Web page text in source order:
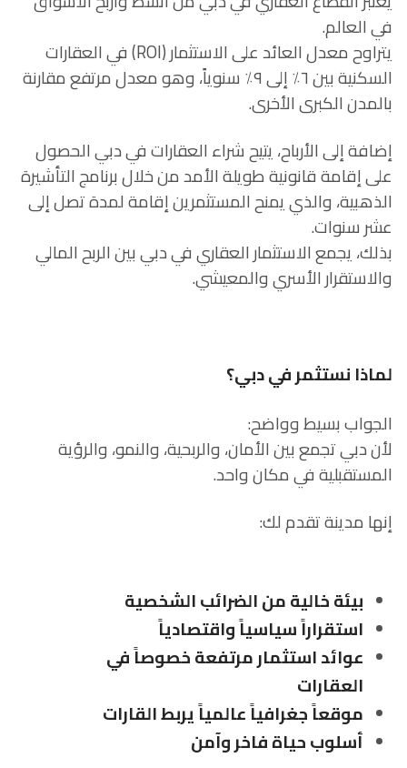
في العالم.
يتراوح معدل العائد على الاستثمار (ROI) في العقارات
السكنية بين ٦٪ إلى ٩٪ سنوياً، وهو معدل مرتفع مقارنة
بالمدن الكبرى الأخرى.
إضافة إلى الأرباح، يتيح شراء العقارات في دبي الحصول
على إقامة قانونية طويلة الأمد من خلال برنامج التأشيرة
الذهبية، والذي يمنح المستثمرين إقامة لمدة تصل إلى
عشر سنوات.
بذلك، يجمع الاستثمار العقاري في دبي بين الربح المالي
والاستقرار الأسري والمعيشي.
لماذا نستثمر في دبي؟
الجواب بسيط وواضح:
لأن دبي تجمع بين الأمان، والربحية، والنمو، والرؤية
المستقبلية في مكان واحد.
إنها مدينة تقدم لك:
بيئة خالية من الضرائب الشخصية
استقراراً سياسياً واقتصادياً
عوائد استثمار مرتفعة خصوصاً في
العقارات
موقعاً جغرافياً عالمياً يربط القارات
أسلوب حياة فاخر وآمن